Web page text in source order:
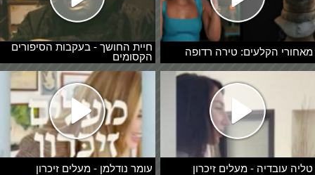
מאחורי הקלעים: טירה רדופה
חיית החושך - בעקבות הסיפורים
הקסומים
טליה עובדיה - מעלים זיכרון עומר נודלמן - מעלים זיכרון